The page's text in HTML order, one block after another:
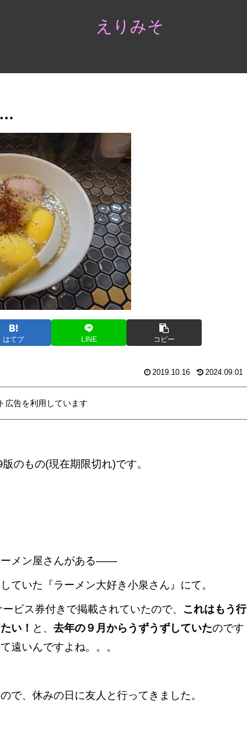
えりみそ
はてブ LINE コピー
2019.10.16 2024.09.01
広告を利用しています
のもの(現在期限切れ)です。
ーメン屋さんがある――
ていた『ラーメン大好き小泉さん』にて。
ビス券付きで掲載されていたので、 これはもう行
い！ と、 去年の９月からうずうずしていたのです
遠いんですよね。。。
で、休みの日に友人と行ってきました。